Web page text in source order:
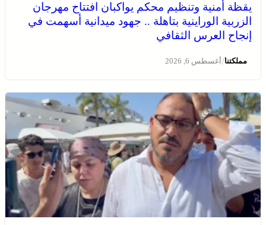
يقظة أمنية وتنظيم محكم يواكبان افتتاح مهرجان
الزربية الوراينية بتاهلة .. جهود ميدانية أسهمت في
إنجاح العرس الثقافي
مملكتنا/أغسطس 6, 2026
انطلاق الدورة الأولى من مهرجان السعيدية للموسيقى